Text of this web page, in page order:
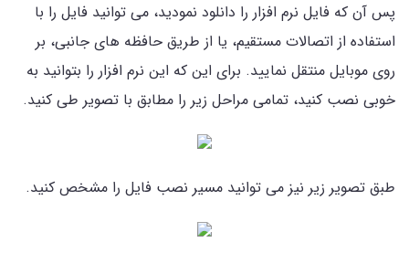
پس آن که فایل نرم افزار را دانلود نمودید، می توانید فایل را با
استفاده از اتصالات مستقیم، یا از طریق حافظه های جانبی، بر
روی موبایل منتقل نمایید. برای این که این نرم افزار را بتوانید به
خوبی نصب کنید، تمامی مراحل زیر را مطابق با تصویر طی کنید.
طبق تصویر زیر نیز می توانید مسیر نصب فایل را مشخص کنید.